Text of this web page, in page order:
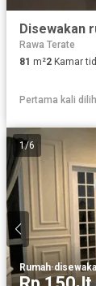
Rawa Terate
81 m²2 Kamar
Pertama kali
1/6
Rumah·